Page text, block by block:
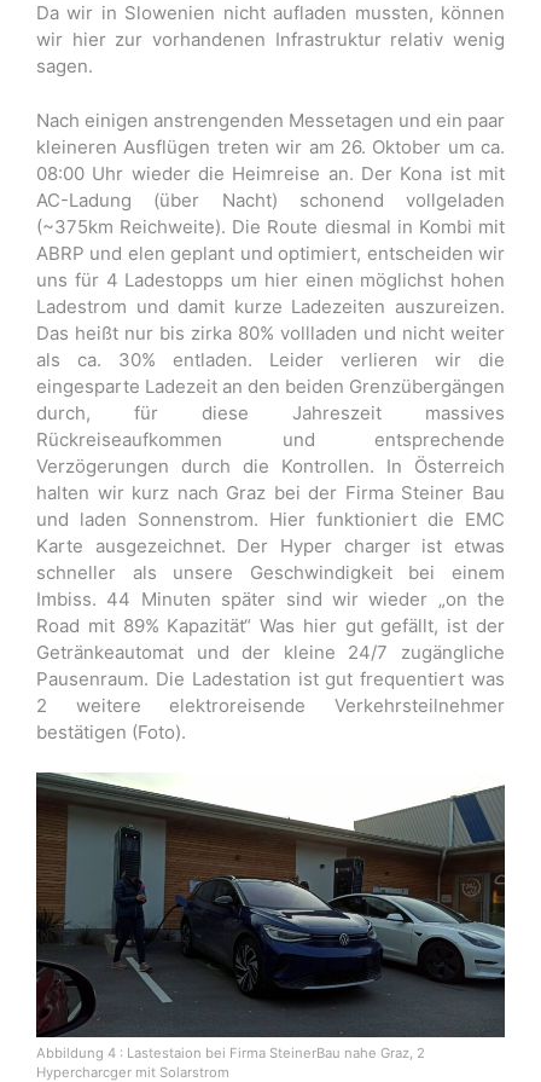
Da wir in Slowenien nicht aufladen mussten, können
wir hier zur vorhandenen Infrastruktur relativ wenig
sagen.
Nach einigen anstrengenden Messetagen und ein paar
kleineren Ausflügen treten wir am 26. Oktober um ca.
08:00 Uhr wieder die Heimreise an. Der Kona ist mit
AC-Ladung (über Nacht) schonend vollgeladen
(~375km Reichweite). Die Route diesmal in Kombi mit
ABRP und elen geplant und optimiert, entscheiden wir
uns für 4 Ladestopps um hier einen möglichst hohen
Ladestrom und damit kurze Ladezeiten auszureizen.
Das heißt nur bis zirka 80% vollladen und nicht weiter
als ca. 30% entladen. Leider verlieren wir die
eingesparte Ladezeit an den beiden Grenzübergängen
durch, für diese Jahreszeit massives
Rückreiseaufkommen und entsprechende
Verzögerungen durch die Kontrollen. In Österreich
halten wir kurz nach Graz bei der Firma Steiner Bau
und laden Sonnenstrom. Hier funktioniert die EMC
Karte ausgezeichnet. Der Hyper charger ist etwas
schneller als unsere Geschwindigkeit bei einem
Imbiss. 44 Minuten später sind wir wieder „on the
Road mit 89% Kapazität“ Was hier gut gefällt, ist der
Getränkeautomat und der kleine 24/7 zugängliche
Pausenraum. Die Ladestation ist gut frequentiert was
2 weitere elektroreisende Verkehrsteilnehmer
bestätigen (Foto).
Abbildung 4 : Lastestaion bei Firma SteinerBau nahe Graz, 2
Hypercharcger mit Solarstrom